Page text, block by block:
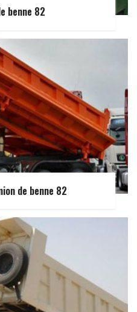
benne 82
de benne 82